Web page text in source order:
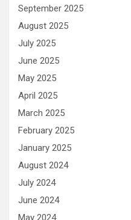
September 2025
August 2025
July 2025
June 2025
May 2025
April 2025
March 2025
February 2025
January 2025
August 2024
July 2024
June 2024
May 2024